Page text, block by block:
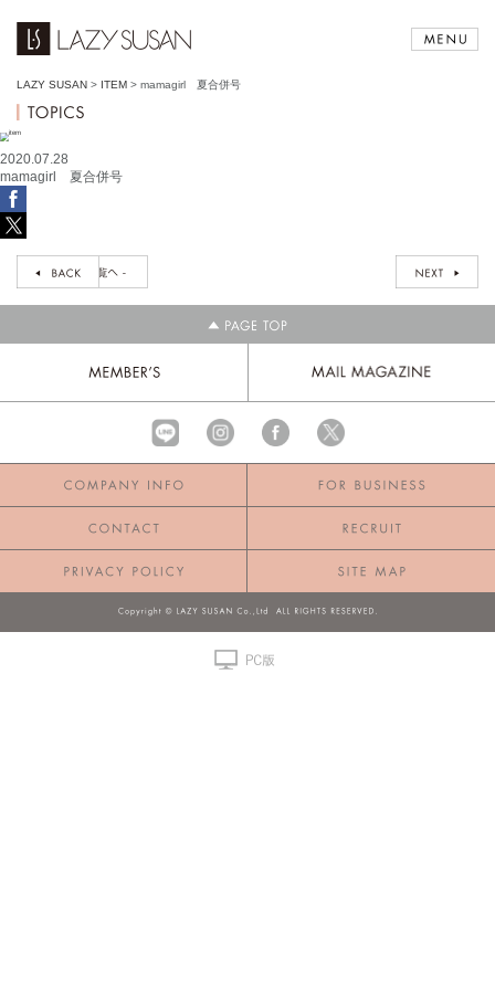
LAZY SUSAN > ITEM > mamagirl 夏合併号
2020.07.28
mamagirl 夏合併号